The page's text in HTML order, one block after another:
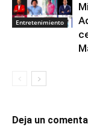
Entretenimiento
Deja un